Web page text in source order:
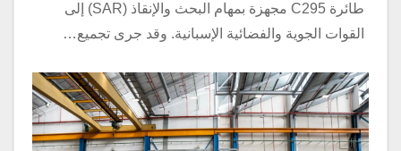
طائرة C295 مجهزة بمهام البحث والإنقاذ (SAR) إلى
القوات الجوية والفضائية الإسبانية. وقد جرى تجميع…